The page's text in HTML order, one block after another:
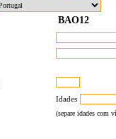
Idades
(separe idades com